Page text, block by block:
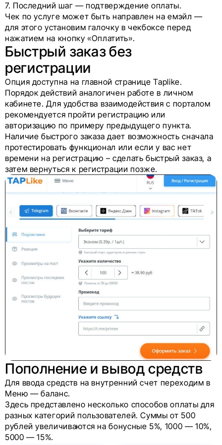
7. Последний шаг — подтверждение оплаты.
Чек по услуге может быть направлен на емэйл —
для этого установим галочку в чекбоксе перед
нажатием на кнопку «Оплатить».
Быстрый заказ без
регистрации
Опция доступна на главной странице Taplike.
Порядок действий аналогичен работе в личном
кабинете. Для удобства взаимодействия с порталом
рекомендуется пройти регистрацию или
авторизацию по примеру предыдущего пункта.
Наличие быстрого заказа дает возможность сначала
протестировать функционал или если у вас нет
времени на регистрацию – сделать быстрый заказ, а
затем вернуться к регистрации позже.
Пополнение и вывод средств
Для ввода средств на внутренний счет переходим в
Меню — баланс.
Здесь представлено несколько способов оплаты для
разных категорий пользователей. Суммы от 500
рублей увеличиваются на бонусные 5%, 1000 — 10%,
5000 — 15%.